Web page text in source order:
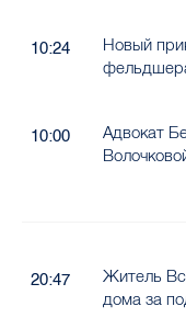
10:24
Новый
10:00
Адвокат
20:47
Житель
дома за